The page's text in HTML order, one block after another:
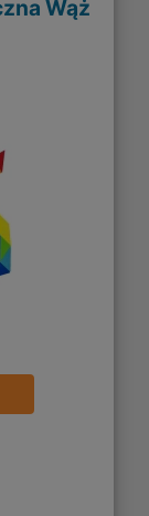
Wąż